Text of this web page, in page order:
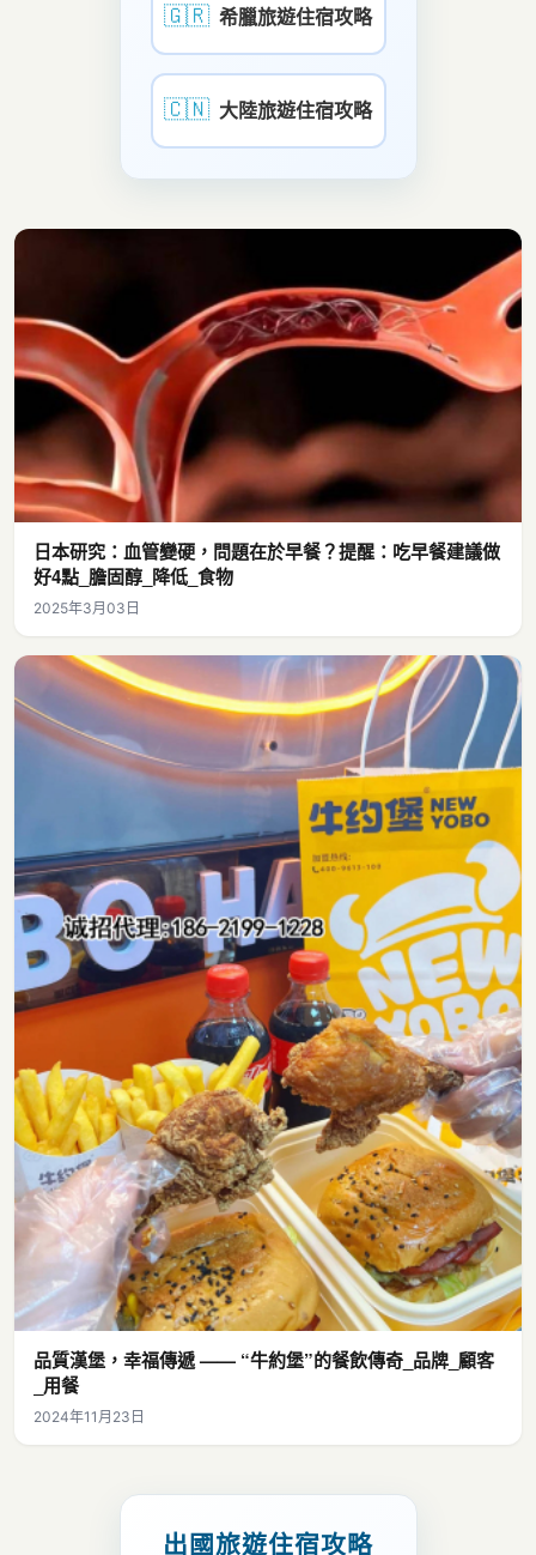
🇬🇷 希臘旅遊住宿攻略
🇨🇳 大陸旅遊住宿攻略
日本研究：血管變硬，問題在於早餐？提醒：吃早餐建議做
好4點_膽固醇_降低_食物
2025年3月03日
品質漢堡，幸福傳遞 —— “牛約堡”的餐飲傳奇_品牌_顧客
_用餐
2024年11月23日
出國旅遊住宿攻略